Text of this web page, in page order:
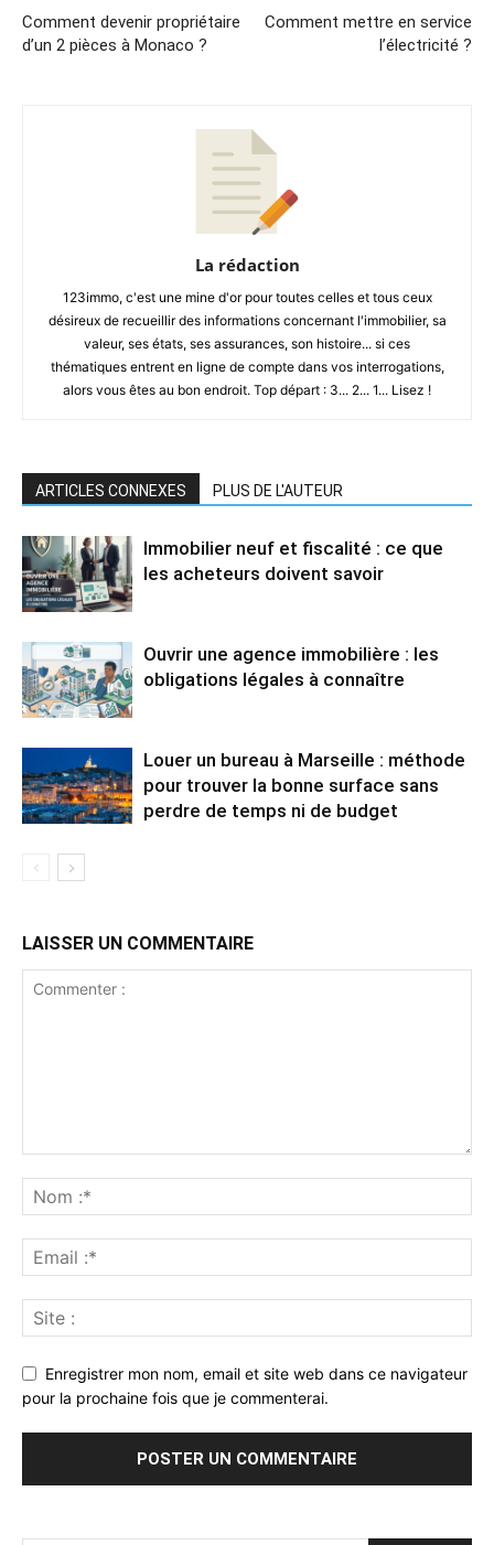
Comment devenir propriétaire
d’un 2 pièces à Monaco ?
Comment mettre en service
l’électricité ?
La rédaction
123immo, c'est une mine d'or pour toutes celles et tous ceux
désireux de recueillir des informations concernant l'immobilier, sa
valeur, ses états, ses assurances, son histoire... si ces
thématiques entrent en ligne de compte dans vos interrogations,
alors vous êtes au bon endroit. Top départ : 3... 2... 1... Lisez !
ARTICLES CONNEXES PLUS DE L'AUTEUR
Immobilier neuf et fiscalité : ce que
les acheteurs doivent savoir
Ouvrir une agence immobilière : les
obligations légales à connaître
Louer un bureau à Marseille : méthode
pour trouver la bonne surface sans
perdre de temps ni de budget
LAISSER UN COMMENTAIRE
Enregistrer mon nom, email et site web dans ce navigateur
pour la prochaine fois que je commenterai.